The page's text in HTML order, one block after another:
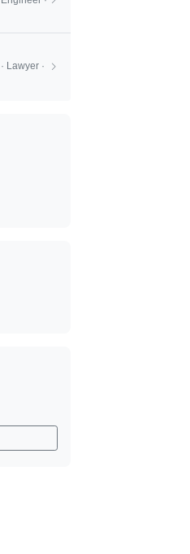
Lawyer ·